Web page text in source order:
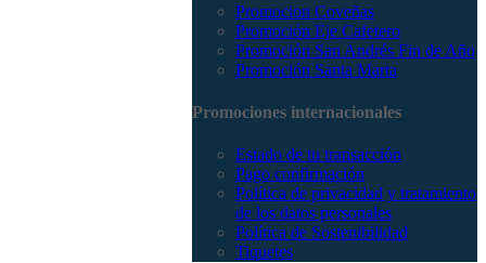
Promocion Coveñas
Promoción Eje Cafetero
Promoción San Andrés Fin de Año
Promoción Santa Marta
Promociones internacionales
Estado de tu transacción
Pago confirmación
Política de privacidad y tratamiento
de los datos personales
Política de Sostenibilidad
Tiquetes